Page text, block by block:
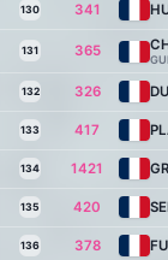
130 341
131 365
132 326
133 417
134 1421
135 420
136 378